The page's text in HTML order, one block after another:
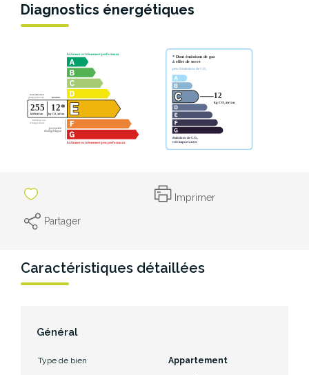
Diagnostics énergétiques
Imprimer
Partager
Caractéristiques détaillées
Général
Type de bien Appartement